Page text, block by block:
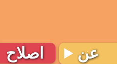
اصلاح عن